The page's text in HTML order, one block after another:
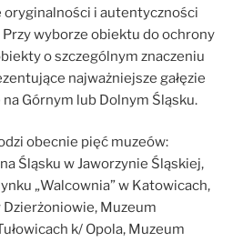
oryginalności i autentyczności
wyborze obiektu do ochrony
o szczególnym znaczeniu
najważniejsze gałęzie
Górnym lub Dolnym Śląsku.
obecnie pięć muzeów:
Śląsku w Jaworzynie Śląskiej,
„Walcownia” w Katowicach,
Muzeum
k/ Opola, Muzeum